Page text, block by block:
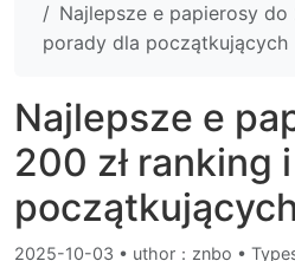
Najlepsze e papierosy do
porady dla początkujących
Najlepsze e
200 zł ranking
początkujących
2025-10-03 • uthor：znbo •